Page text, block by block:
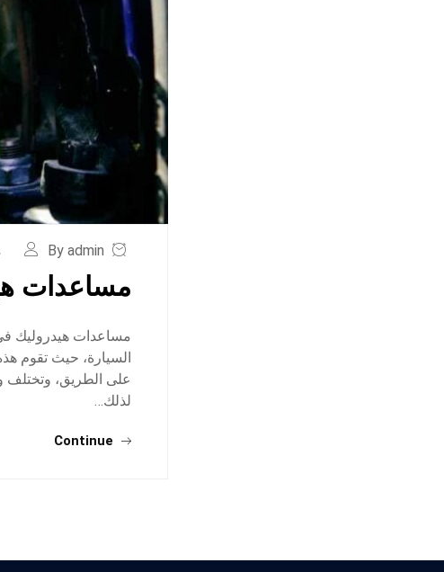
By admin
مساعدات
مساعدات هيدروليك في
السيارة، حيث تقوم
على الطريق، وتختلف
لذلك…
Continue